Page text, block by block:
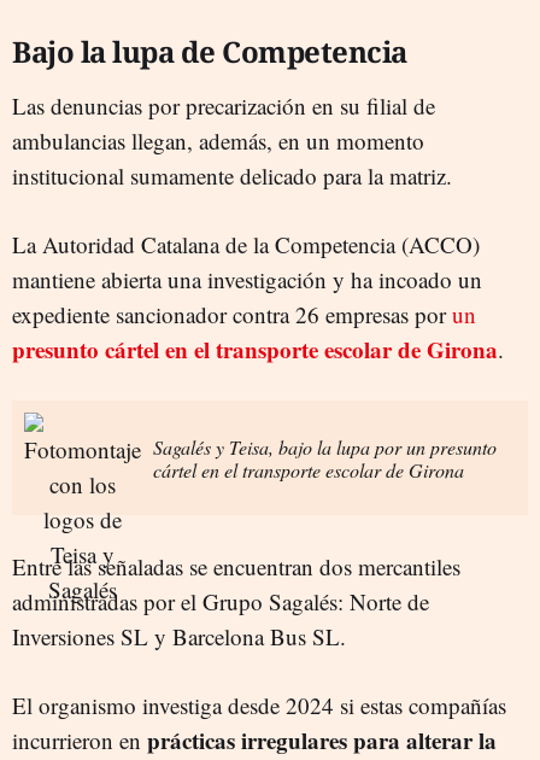
Bajo la lupa de Competencia
Las denuncias por precarización en su filial de
ambulancias llegan, además, en un momento
institucional sumamente delicado para la matriz.
La Autoridad Catalana de la Competencia (ACCO)
mantiene abierta una investigación y ha incoado un
expediente sancionador contra 26 empresas porun
presunto cártel en el transporte escolar de Girona.
Sagalés y Teisa, bajo la lupa por un presunto
cártel en el transporte escolar de Girona
Entre las señaladas se encuentran dos mercantiles
administradas por el Grupo Sagalés: Norte de
Inversiones SL y Barcelona Bus SL.
El organismo investiga desde 2024 si estas compañías
incurrieron en prácticas irregulares para alterar la